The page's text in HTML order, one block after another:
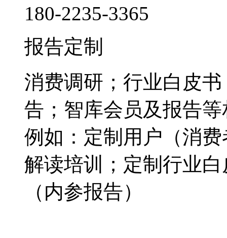
180-2235-3365
报告定制
消费调研；行业白皮
告；智库会员及报告
例如：定制用户（消
解读培训；定制行业
（内参报告）